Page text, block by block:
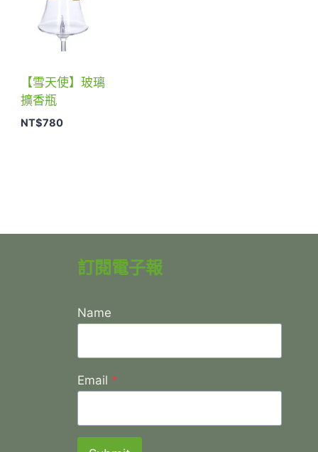
【雪天使】玻璃
擴香瓶
NT$780
訂閱電子報
Name
Email *